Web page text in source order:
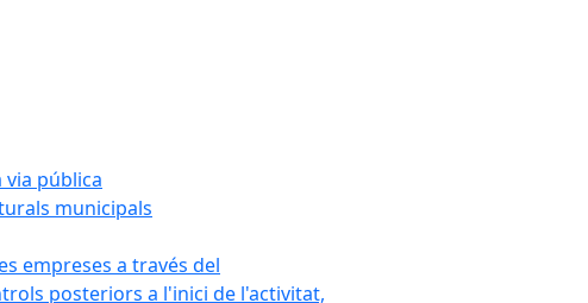
pública
municipals
empreses a través del
posteriors a l'inici de l'activitat,